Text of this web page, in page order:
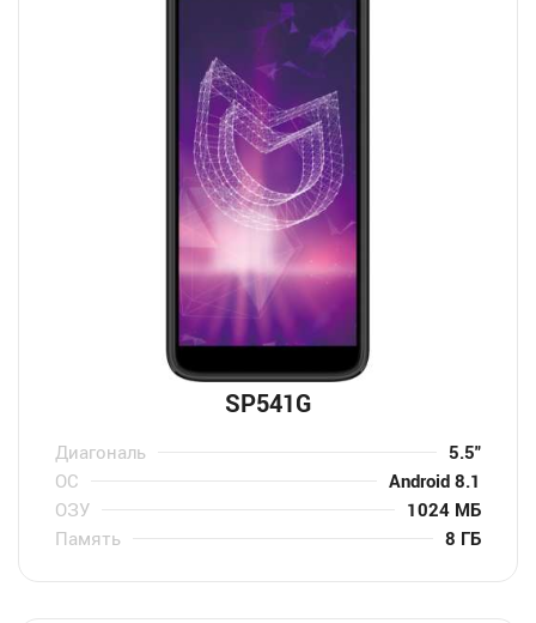
SP541G
Диагональ
5.5″
ОС
Android 8.1
ОЗУ
1024 МБ
Память
8 ГБ